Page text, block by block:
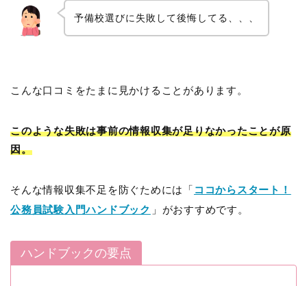
予備校選びに失敗して後悔してる、、、
こんな口コミをたまに見かけることがあります。
このような失敗は事前の情報収集が足りなかったことが原
因。
そんな情報収集不足を防ぐためには「 ココからスタート！
公務員試験入門ハンドブック 」がおすすめです。
ハンドブックの要点